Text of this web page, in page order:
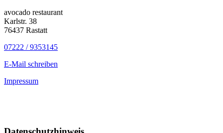
avocado restaurant
Karlstr. 38
76437 Rastatt
07222 / 9353145
E-Mail schreiben
Impressum